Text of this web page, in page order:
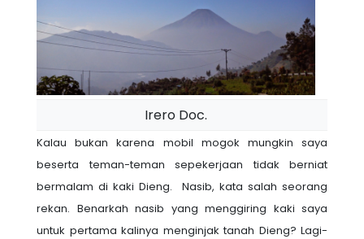
Irero Doc.
Kalau bukan karena mobil mogok mungkin saya
beserta teman-teman sepekerjaan tidak berniat
bermalam di kaki Dieng. Nasib, kata salah seorang
rekan. Benarkah nasib yang menggiring kaki saya
untuk pertama kalinya menginjak tanah Dieng? Lagi-